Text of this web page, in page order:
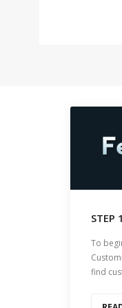
STEP
To
find